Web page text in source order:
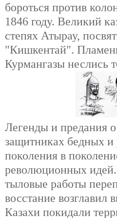
бороться против
1846 году. Великий
степях Атырау,
"Кишкентай".
Курмангазы неслись
Легенды и предания
защитниках бедных и
поколения в
революционных идей.
тыловые работы
восстание
Казахи покидали